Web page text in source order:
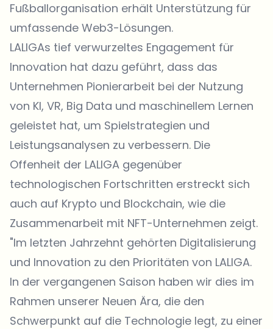
Fußballorganisation erhält Unterstützung für
umfassende Web3-Lösungen.
LALIGAs tief verwurzeltes Engagement für
Innovation hat dazu geführt, dass das
Unternehmen Pionierarbeit bei der Nutzung
von KI, VR, Big Data und maschinellem Lernen
geleistet hat, um Spielstrategien und
Leistungsanalysen zu verbessern. Die
Offenheit der LALIGA gegenüber
technologischen Fortschritten erstreckt sich
auch auf Krypto und Blockchain, wie die
Zusammenarbeit mit NFT-Unternehmen zeigt.
"Im letzten Jahrzehnt gehörten Digitalisierung
und Innovation zu den Prioritäten von LALIGA.
In der vergangenen Saison haben wir dies im
Rahmen unserer Neuen Ära, die den
Schwerpunkt auf die Technologie legt, zu einer